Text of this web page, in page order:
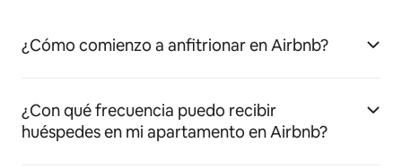
¿Cómo comienzo a anfitrionar en Airbnb?
¿Con qué frecuencia puedo recibir
huéspedes en mi apartamento en Airbnb?